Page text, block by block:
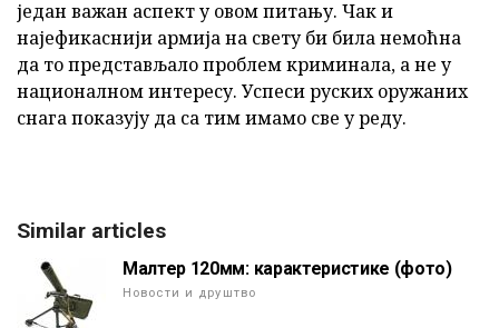
један важан аспект у овом питању. Чак и
најефикаснији армија на свету би била немоћна
да то представљало проблем криминала, а не у
националном интересу. Успеси руских оружаних
снага показују да са тим имамо све у реду.
Similar articles
Малтер 120мм: карактеристике (фото)
Новости и друштво